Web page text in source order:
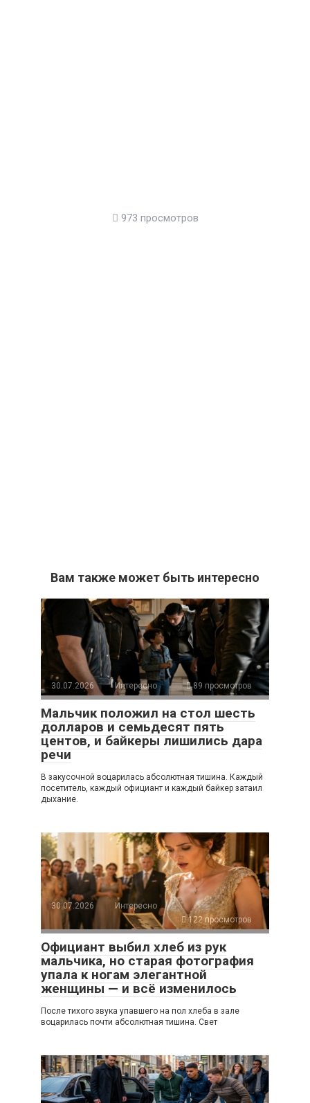
973 просмотров
Вам также может быть интересно
30.07.2026 Интересно 89 просмотров
Мальчик положил на стол шесть
долларов и семьдесят пять
центов, и байкеры лишились дара
речи
В закусочной воцарилась абсолютная тишина. Каждый
посетитель, каждый официант и каждый байкер затаил
дыхание.
30.07.2026
Интересно
122 просмотров
Официант выбил хлеб из рук
мальчика, но старая фотография
упала к ногам элегантной
женщины — и всё изменилось
После тихого звука упавшего на пол хлеба в зале
воцарилась почти абсолютная тишина. Свет